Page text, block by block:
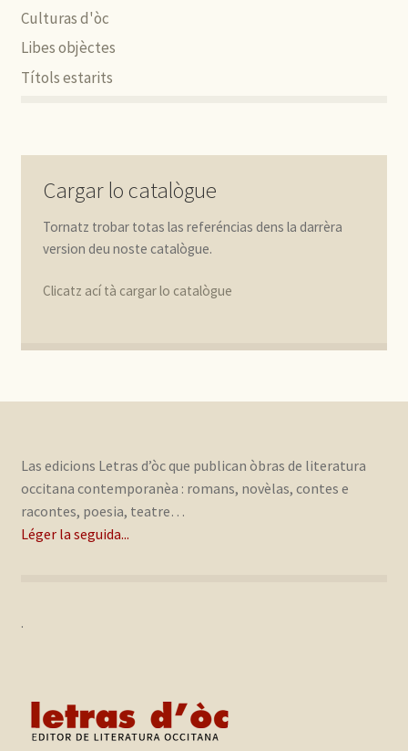
Culturas d'òc
Libes objèctes
Títols estarits
Cargar lo catalògue
Tornatz trobar totas las referéncias dens la darrèra
version deu noste catalògue.
Clicatz ací tà cargar lo catalògue
Las edicions Letras d’òc que publican òbras de literatura
occitana contemporanèa : romans, novèlas, contes e
racontes, poesia, teatre…
Léger la seguida...
.